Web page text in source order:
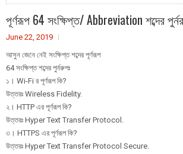
পূর্ণরূপ 64 সংক্ষিপ্ত/ Abbreviation শব্দের
June 22, 2019
আসুন জেনে নেই সংক্ষিপ্ত শব্দের পূর্ণরূপ
64 সংক্ষিপ্ত শব্দের পুর্নরুপঃ
১। Wi-Fi র পূর্ণরূপ কি?
উত্তরঃ Wireless Fidelity.
২। HTTP এর পূর্ণরূপ কি?
উত্তরঃ Hyper Text Transfer Protocol.
৩। HTTPS এর পূর্ণরূপ কি?
উত্তরঃ Hyper Text Transfer Protocol Secure.